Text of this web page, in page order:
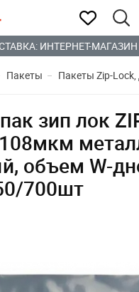
ИНТЕРНЕТ-МАГАЗИН
Пакеты Пакеты Zip-
зип лок
объем W-
700шт